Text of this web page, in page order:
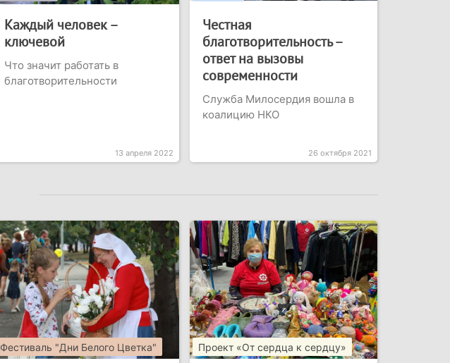
Каждый человек –
ключевой
Что значит работать в
благотворительности
13 апреля 2022
Честная
благотворительность –
ответ на вызовы
современности
Служба Милосердия вошла в
коалицию НКО
26 октября 2021
Фестиваль "Дни Белого Цветка" Проект «От сердца к сердцу»